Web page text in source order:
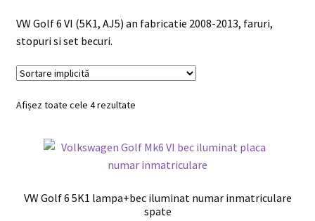
Piese Auto 2
VW Golf 6 VI (5K1, AJ5) an fabricatie 2008-2013, faruri,
stopuri si set becuri.
Afișez toate cele 4 rezultate
VW Golf 6 5K1 lampa+bec iluminat numar inmatriculare
spate